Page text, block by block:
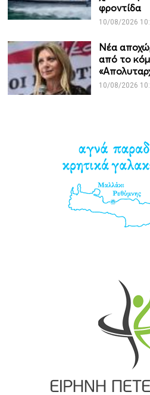
φροντίδα
10/08/2026
Νέα
από το
10/08/2026